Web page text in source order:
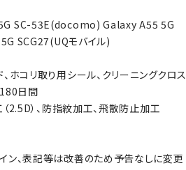
5G SC-53E(docomo) Galaxy A55 5G
SCG27(UQモバイル)
、ホコリ取り用シール、クリーニングクロス
180日間
（2.5D）、防指紋加工、飛散防止加工
ン、表記等は改善のため予告なしに変更